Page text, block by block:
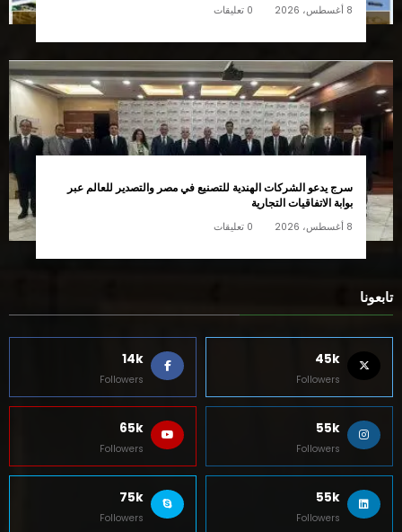
8 أغسطس، 2026 0 تعليقات
سرج يدعو الشركات الهندية للتصنيع في مصر والتصدير للعالم عبر
بوابة الاتفاقيات التجارية
8 أغسطس، 2026 0 تعليقات
تابعونا
45k
Followers
14k
Followers
55k
Followers
65k
Followers
55k
Followers
75k
Followers